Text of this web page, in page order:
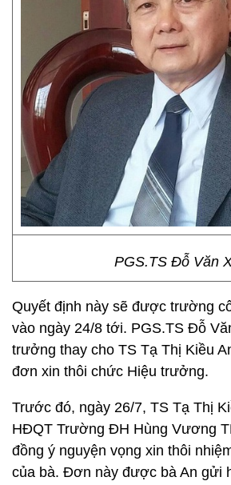
PGS.TS Đỗ Văn
Quyết định này sẽ được trường
vào ngày 24/8 tới. PGS.TS Đỗ
trưởng thay cho TS Tạ Thị Kiều
đơn xin thôi chức Hiệu trưởng.
Trước đó, ngày 26/7, TS Tạ Thị
HĐQT Trường ĐH Hùng Vương
đồng ý nguyện vọng xin thôi
của bà. Đơn này được bà An gửi